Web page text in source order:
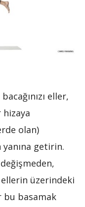
eller,
olan)
yanına getirin.
üzerindeki
bu basamak